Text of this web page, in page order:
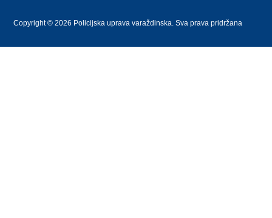
Copyright © 2026 Policijska uprava varaždinska. Sva prava pridržana